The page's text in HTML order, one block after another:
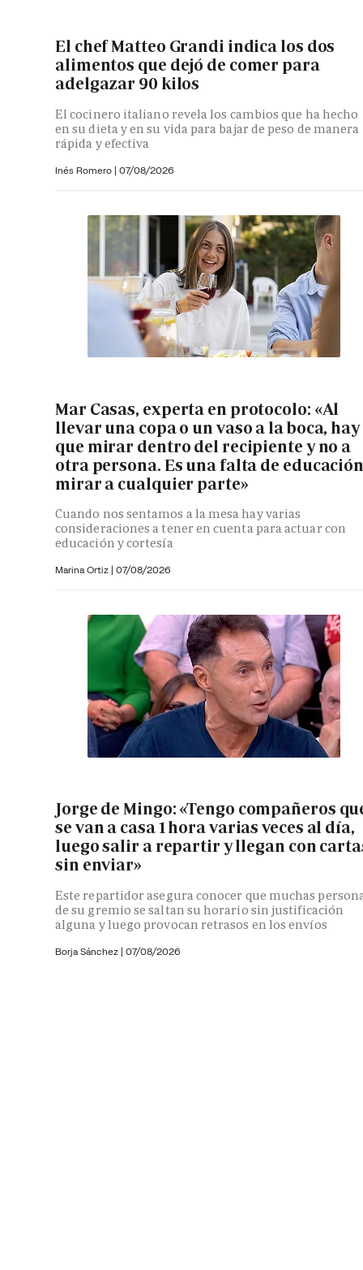
El chef Matteo Grandi indica los dos
alimentos que dejó de comer para
adelgazar 90 kilos
El cocinero italiano revela los cambios que ha hecho
en su dieta y en su vida para bajar de peso de manera
rápida y efectiva
Inés Romero | 07/08/2026
Mar Casas, experta en protocolo: «Al
llevar una copa o un vaso a la boca, hay
que mirar dentro del recipiente y no a
otra persona. Es una falta de
mirar a cualquier parte»
Cuando nos sentamos a la mesa hay varias
consideraciones a tener en cuenta para actuar con
educación y cortesía
Marina Ortiz | 07/08/2026
Jorge de Mingo: «Tengo compañeros
se van a casa 1 hora varias veces al día,
luego salir a repartir y llegan con
sin enviar»
Este repartidor asegura conocer que muchas
de su gremio se saltan su horario sin justificación
alguna y luego provocan retrasos en los envíos
Borja Sánchez | 07/08/2026